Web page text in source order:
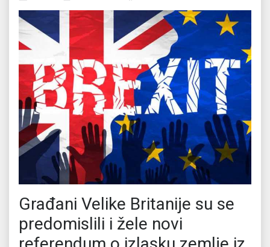
Građani Velike Britanije su se
predomislili i žele novi